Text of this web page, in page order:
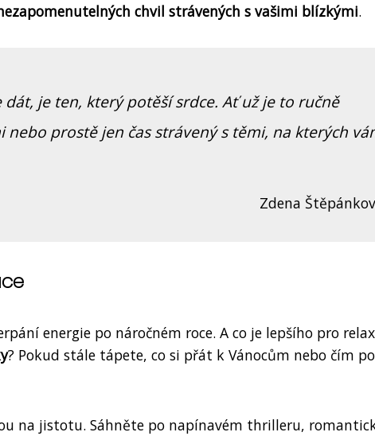
chvil strávených s vašimi blízkými.
je ten, který potěší srdce. Ať už je to ručně
nebo prostě jen čas strávený s těmi, na kterých
Zdena
energie po náročném roce. A co je lepšího pro
? Pokud stále tápete, co si přát k Vánocům nebo čím
na jistotu. Sáhněte po napínavém thrilleru,